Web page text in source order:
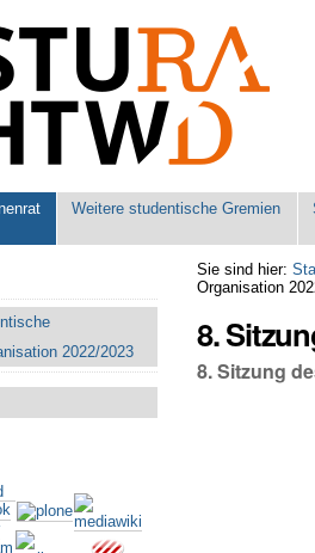
Weitere studentische Gremien
Sie sind hier:
Organisation
8.
8. Sitzung
2022/2023